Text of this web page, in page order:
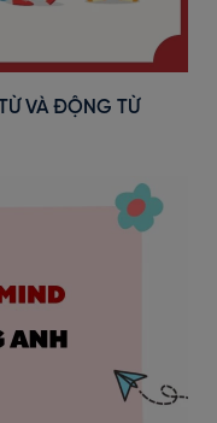
VÀ ĐỘNG TỪ